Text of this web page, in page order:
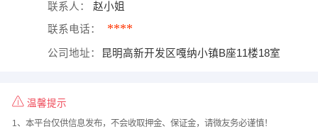
联系人： 赵小姐
联系电话： ****
公司地址： 昆明高新开发区嘎纳小镇B座11楼18室
温馨提示
1、本平台仅供信息发布，不会收取押金、保证金，请微友务必谨慎！